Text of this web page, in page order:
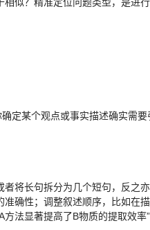
定某个观点或事实描述确实需
将长句拆分为几个短句，反之
确性；调整叙述顺序，比如在
法显著提高了B物质的提取效率